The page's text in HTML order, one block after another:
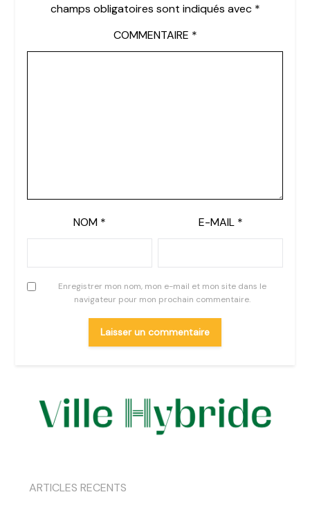
champs obligatoires sont indiqués avec *
COMMENTAIRE *
NOM * E-MAIL *
Enregistrer mon nom, mon e-mail et mon site dans le
navigateur pour mon prochain commentaire.
ARTICLES RECENTS